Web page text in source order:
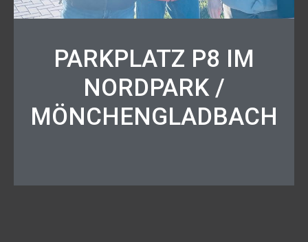
PARKPLATZ P8 IM
NORDPARK /
MÖNCHENGLADBACH